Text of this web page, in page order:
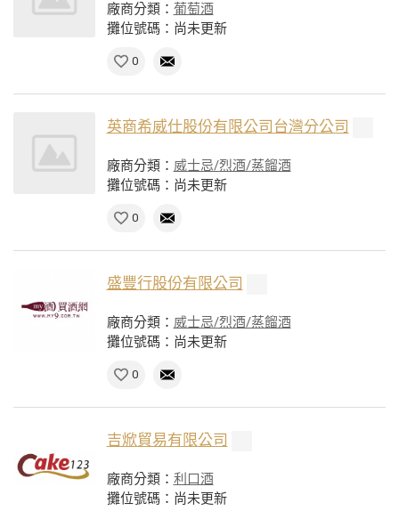
廠商分類： 葡萄酒
攤位號碼：尚未更新
0
英商希威仕股份有限公司台灣分公司
廠商分類： 威士忌/烈酒/蒸餾酒
攤位號碼：尚未更新
0
盛豐行股份有限公司
廠商分類： 威士忌/烈酒/蒸餾酒
攤位號碼：尚未更新
0
吉焮貿易有限公司
廠商分類： 利口酒
攤位號碼：尚未更新